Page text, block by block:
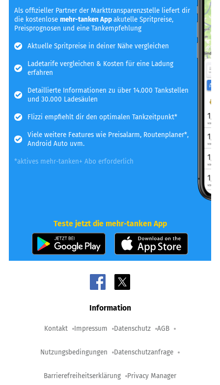
Als offizieller Partner der Markttransparenzstelle liefert dir
die kostenlosemehr-tanken Appakutelle Spritpreise,
Preisprognosen und eine Tankempfehlung
Aktuelle Spritpreise in deiner Nähe vergleichen
Ladetarife vergleichen & Kosten für eine Ladung
erfahren
Detaillierte Informationen zu über 14.000 Tankstellen
und 30.000 Ladesäulen
Flizzi empfiehlt dir den optimalen Tankzeitpunkt*
Viele weitere Features wie Preisalarm, Routenplaner*,
Android Auto uvm.
*aktives mehr-tanken+ Abo erforderlich
Teste jetzt die mehr-tanken App
Information
Kontakt Impressum Datenschutz AGB
Nutzungsbedingungen Datenschutzanfrage
Barrierefreiheitserklärung Privacy Manager